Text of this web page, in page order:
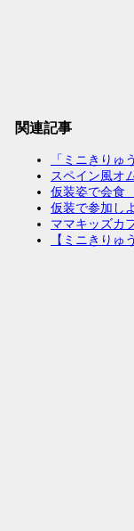
関連記事
「ミニきり
スペイン風オ
仮装姿で会食
仮装で参加し
ママキッズカ
【ミニきり